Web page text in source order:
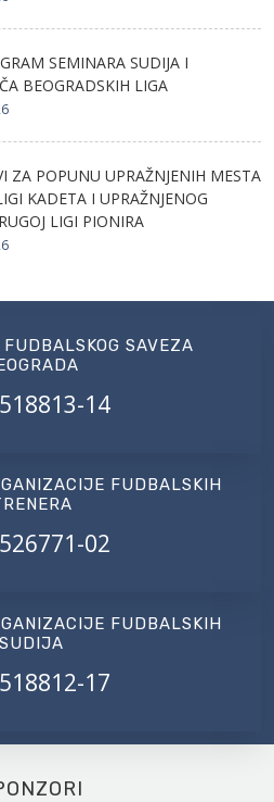
SEMINARA SUDIJA I
BEOGRADSKIH LIGA
ZA POPUNU UPRAŽNJENIH MESTA
KADETA I UPRAŽNJENOG
LIGI PIONIRA
SAVEZA
14
FUDBALSKIH
02
FUDBALSKIH
SUDIJA
17